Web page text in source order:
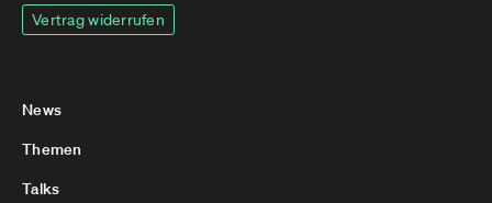
Vertrag widerrufen
News
Themen
Talks